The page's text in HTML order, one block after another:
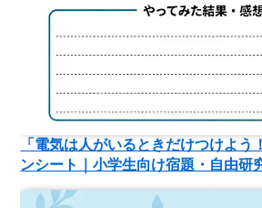
「電気は人がいるときだけつけよう
ンシート｜小学生向け宿題・自由研